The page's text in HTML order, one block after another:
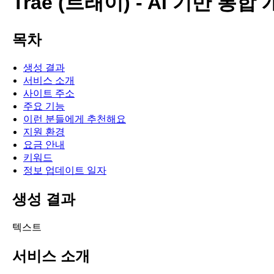
목차
생성 결과
서비스 소개
사이트 주소
주요 기능
이런 분들에게 추천해요
지원 환경
요금 안내
키워드
정보 업데이트 일자
생성 결과
텍스트
서비스 소개